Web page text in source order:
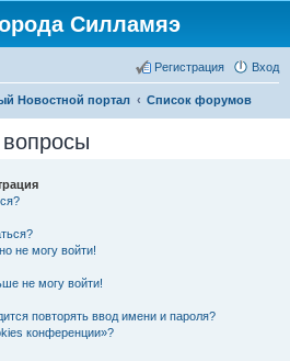
Силламяэ
Вход
Регистрация
Новостной портал Список форумов
не могу войти!
не могу войти!
повторять ввод имени и пароля?
конференции»?